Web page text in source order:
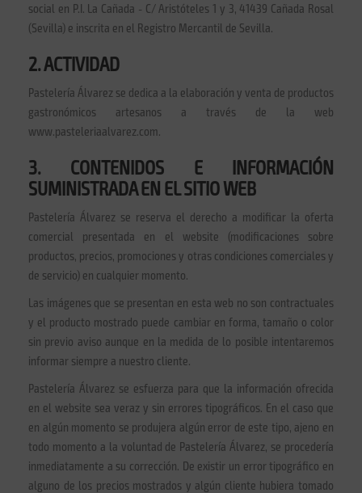
social en P.I. La Cañada - C/ Aristóteles 1 y 3, 41439 Cañada Rosal
(Sevilla) e inscrita en el Registro Mercantil de Sevilla.
2. ACTIVIDAD
Pastelería Álvarez se dedica a la elaboración y venta de productos
gastronómicos artesanos a través de la web
www.pasteleriaalvarez.com.
3. CONTENIDOS E INFORMACIÓN
SUMINISTRADA EN EL SITIO WEB
Pastelería Álvarez se reserva el derecho a modificar la oferta
comercial presentada en el website (modificaciones sobre
productos, precios, promociones y otras condiciones comerciales y
de servicio) en cualquier momento.
Las imágenes que se presentan en esta web no son contractuales
y el producto mostrado puede cambiar en forma, tamaño o color
sin previo aviso aunque en la medida de lo posible intentaremos
informar siempre a nuestro cliente.
Pastelería Álvarez se esfuerza para que la información ofrecida
en el website sea veraz y sin errores tipográficos. En el caso que
en algún momento se produjera algún error de este tipo, ajeno en
todo momento a la voluntad de Pastelería Álvarez, se procedería
inmediatamente a su corrección. De existir un error tipográfico en
alguno de los precios mostrados y algún cliente hubiera tomado